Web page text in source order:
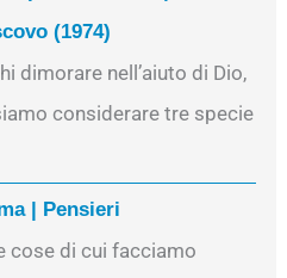
(1974)
dimorare nell’aiuto di Dio,
considerare tre specie
| Pensieri
cose di cui facciamo